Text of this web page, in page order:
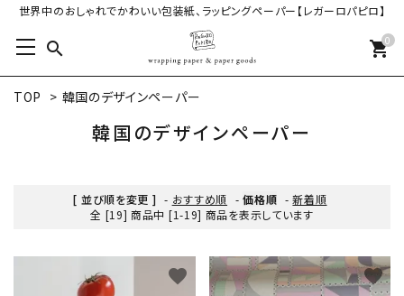
世界中のおしゃれでかわいい包装紙、ラッピングペーパー【レガーロパピロ】
search 0
shopping_cart
TOP > 韓国のデザインペーパー
韓国のデザインペーパー
[ 並び順を変更 ] - おすすめ順 -価格順 -新着順
全 [19] 商品中 [1-19] 商品を表示しています
favorite favorite